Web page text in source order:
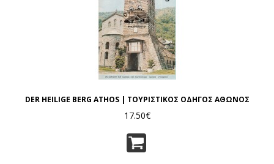
DER HEILIGE BERG ATHOS | ΤΟΥΡΙΣΤΙΚΟΣ ΟΔΗΓΟΣ ΑΘΩΝΟΣ
17.50€